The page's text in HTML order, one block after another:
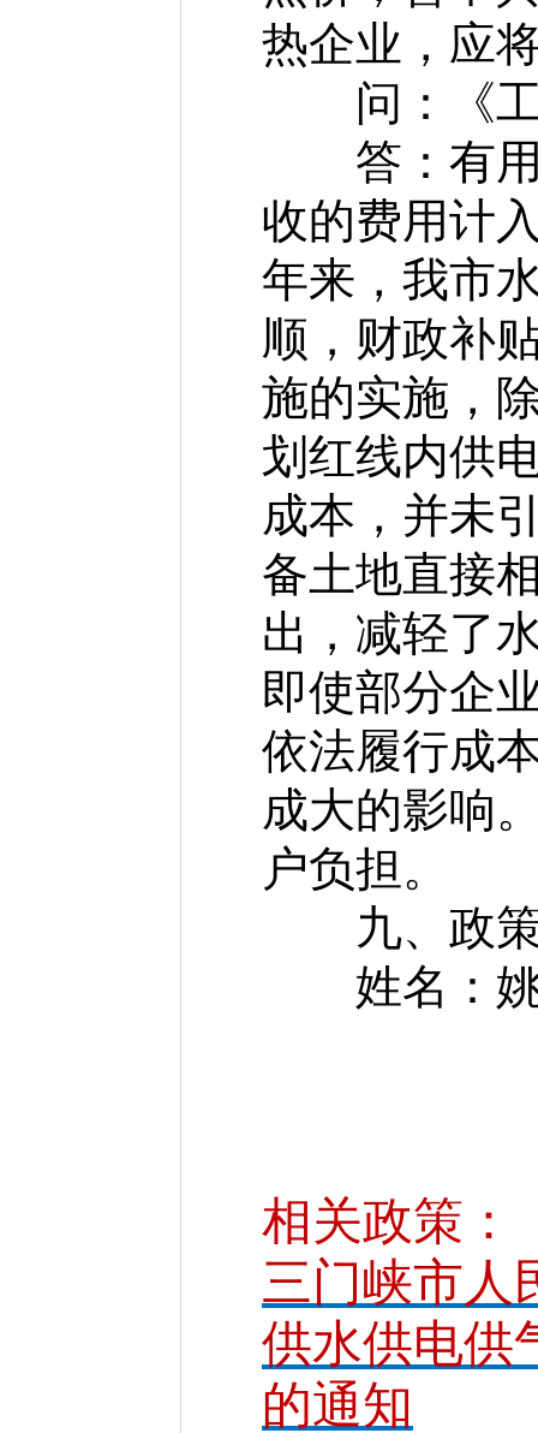
热企业，应
问：《工
答：有用
收的费用计
年来，我市
顺，财政补
施的实施，
划红线内供
成本，并未
备土地直接
出，减轻了
即使部分企
依法履行成
成大的影响
户负担。
九、政策
姓名：姚
相关政策：
三门峡市人
供水供电供
的通知